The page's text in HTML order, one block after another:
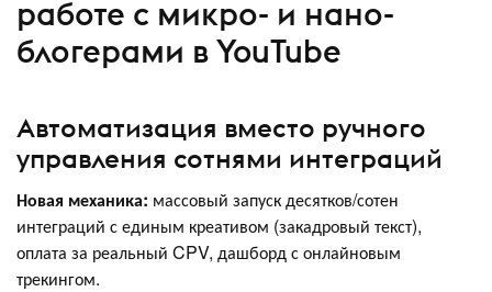
работе с микро- и нано-
блогерами в YouTube
Автоматизация вместо ручного
управления сотнями интеграций
Новая механика: массовый запуск десятков/сотен
интеграций с единым креативом (закадровый текст),
оплата за реальный CPV, дашборд с онлайновым
трекингом.